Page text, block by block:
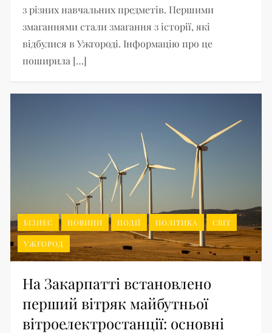
з різних навчальних предметів. Першими
змаганнями стали змагання з історії, які
відбулися в Ужгороді. Інформацію про це
поширила […]
БІЗНЕС НОВИНИ ПОДІЇ ПОЛІТИКА СВІТ
УЖГОРОД
На Закарпатті встановлено
перший вітряк майбутньої
вітроелектростанції: основні